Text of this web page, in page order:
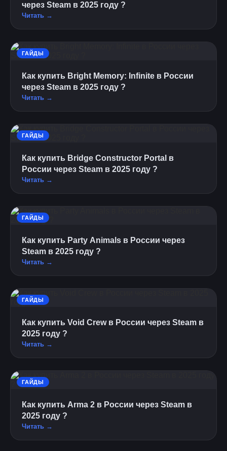
через Steam в 2025 году ?
Читать →
ГАЙДЫ
Как купить Bright Memory: Infinite в России
через Steam в 2025 году ?
Читать →
ГАЙДЫ
Как купить Bridge Constructor Portal в
России через Steam в 2025 году ?
Читать →
ГАЙДЫ
Как купить Party Animals в России через
Steam в 2025 году ?
Читать →
ГАЙДЫ
Как купить Void Crew в России через Steam в
2025 году ?
Читать →
ГАЙДЫ
Как купить Arma 2 в России через Steam в
2025 году ?
Читать →